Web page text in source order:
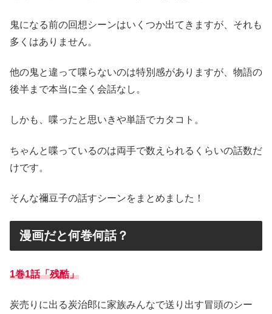
鬼になる前の回想シーンはいくつか出てきますが、それも
多くはありません。
他の鬼と違って喋らないのは特別感がありますが、物語の
後半まで本当に全く会話なし。
しかも、喋ったと思いきや単語でカタコト。
ちゃんと喋っているのは両手で数えられるくらいの話数だ
けです。
そんな禰豆子の話すシーンをまとめました！
漫画だと何巻何話？
1巻1話「残酷」
炭売りに出る炭治郎に家族みんなで送り出す冒頭のシー